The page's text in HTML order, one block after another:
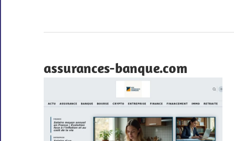
assurances-banque.com